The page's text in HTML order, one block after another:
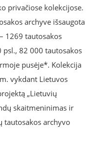
privačiose kolekcijose.
archyve išsaugota
1269 tautosakos
82 000 tautosakos
pusėje*. Kolekcija
vykdant Lietuvos
„Lietuvių
skaitmeninimas ir
tautosakos archyvo